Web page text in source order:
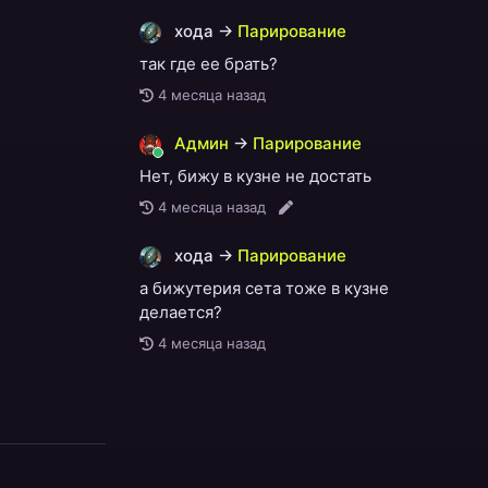
хода → Парирование
так где ее брать?
4 месяца назад
Админ → Парирование
Нет, бижу в кузне не достать
4 месяца назад
хода → Парирование
а бижутерия сета тоже в кузне
делается?
4 месяца назад